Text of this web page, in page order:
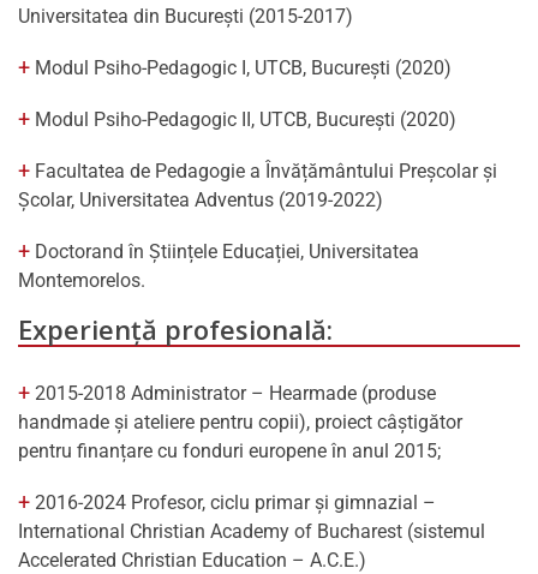
Universitatea din București (2015-2017)
Modul Psiho-Pedagogic I, UTCB, București (2020)
Modul Psiho-Pedagogic II, UTCB, București (2020)
Facultatea de Pedagogie a Învățământului Preșcolar și
Școlar, Universitatea Adventus (2019-2022)
Doctorand în Științele Educației, Universitatea
Montemorelos.
Experiență profesională:
2015-2018 Administrator – Hearmade (produse
handmade și ateliere pentru copii), proiect câștigător
pentru finanțare cu fonduri europene în anul 2015;
2016-2024 Profesor, ciclu primar și gimnazial –
International Christian Academy of Bucharest (sistemul
Accelerated Christian Education – A.C.E.)